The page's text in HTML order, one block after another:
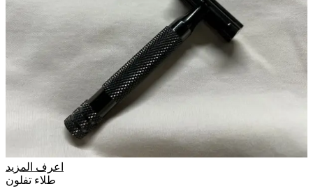
اعرف المزيد
طلاء تفلون